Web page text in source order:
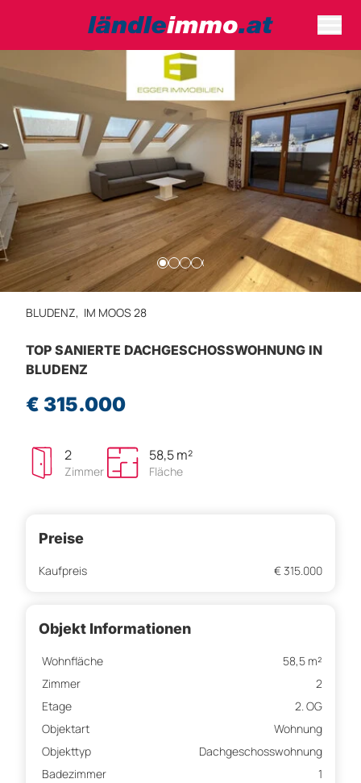
BLUDENZ, IM MOOS 28
TOP SANIERTE DACHGESCHOSSWOHNUNG IN
BLUDENZ
€ 315.000
2
Zimmer
58,5 m²
Fläche
Preise
Kaufpreis € 315.000
Objekt Informationen
Wohnfläche
58,5 m²
Zimmer
2
Etage
2. OG
Objektart
Wohnung
Objekttyp
Dachgeschosswohnung
Badezimmer
1